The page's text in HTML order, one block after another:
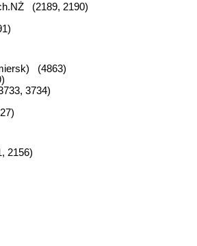
(2189, 2190)
(4863)
3734)
2156)